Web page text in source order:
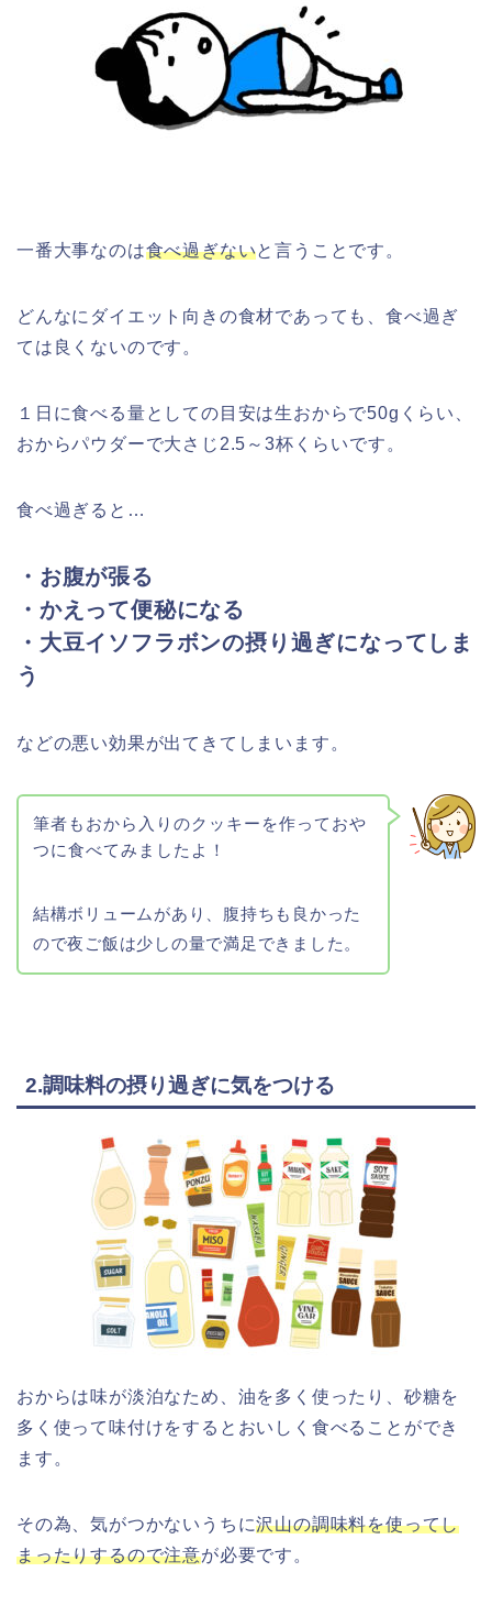
一番大事なのは食べ過ぎないと言うことです。
どんなにダイエット向きの食材であっても、食べ過ぎ
ては良くないのです。
１日に食べる量としての目安は生おからで50gくらい、
おからパウダーで大さじ2.5～3杯くらいです。
食べ過ぎると…
・お腹が張る
・かえって便秘になる
・大豆イソフラボンの摂り過ぎになってしま
う
などの悪い効果が出てきてしまいます。
筆者もおから入りのクッキーを作っておや
つに食べてみましたよ！
結構ボリュームがあり、腹持ちも良かった
ので夜ご飯は少しの量で満足できました。
2.調味料の摂り過ぎに気をつける
おからは味が淡泊なため、油を多く使ったり、砂糖を
多く使って味付けをするとおいしく食べることができ
ます。
その為、気がつかないうちに沢山の調味料を使ってし
まったりするので注意が必要です。